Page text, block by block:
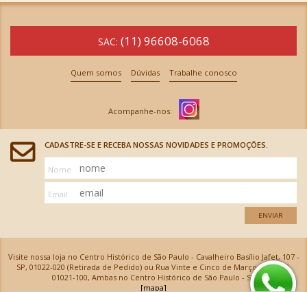
SAC: (11) 96608-6068
Quem somos Dúvidas Trabalhe conosco
CADASTRE-SE E RECEBA NOSSAS NOVIDADES E PROMOÇÕES.
Nome
Email
ENVIAR
Visite nossa loja no Centro Histórico de São Paulo - Cavalheiro Basílio Jafet, 107 -
SP, 01022-020 (Retirada de Pedido) ou Rua Vinte e Cinco de Março, 576 - SP,
01021-100, Ambas no Centro Histórico de São Paulo - SP
[mapa]